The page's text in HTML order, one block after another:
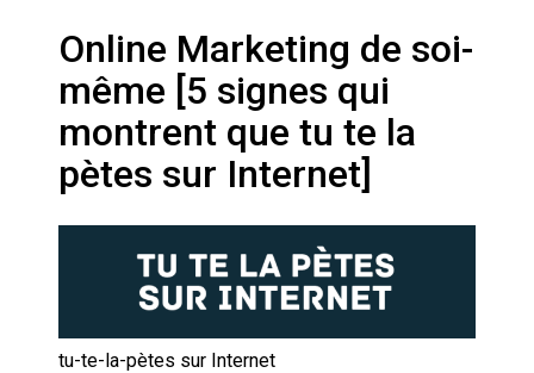
Pourquoi les études qui
prévoient la fin de l’emploi « à
cause » de l’IA se plantent-
elles toujours ?
Le consultant : une lecture
sociologique
Quand Mistral veut moraliser le
pillage
Commentaire sur la polémique
Online Marketing de soi-
même [5 signes qui
montrent que tu te la
pètes sur Internet]
tu-te-la-pètes sur Internet